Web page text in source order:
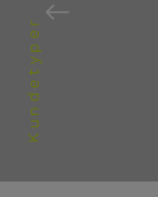
Kundetyper